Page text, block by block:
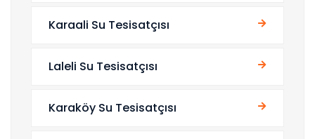
Karaali Su Tesisatçısı
Laleli Su Tesisatçısı
Karaköy Su Tesisatçısı